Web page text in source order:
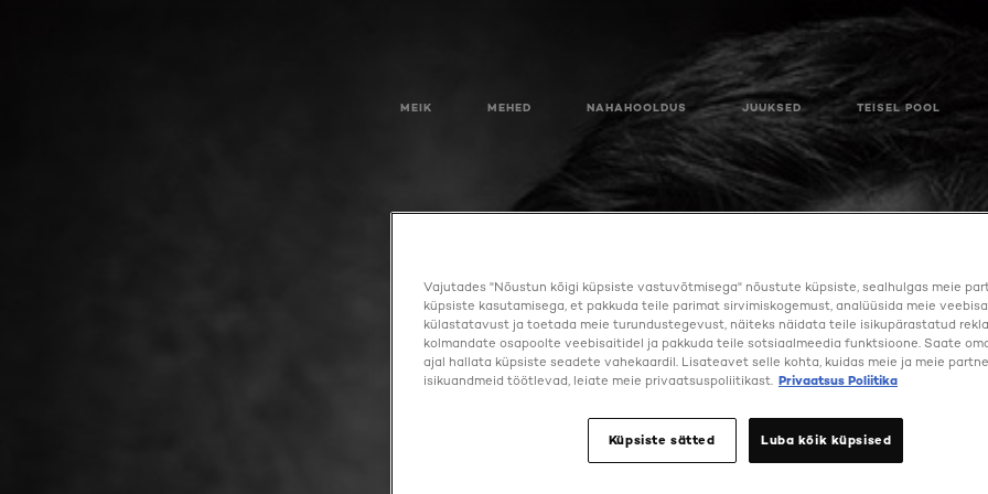
MEIK MEHED NAHAHOOLDUS JUUKSED TEISEL POOL
ANTIPERSPIRANT
Vajutades "Nõustun kõigi küpsiste vastuvõtmisega" nõustute küpsiste, sealhulgas meie
küpsiste kasutamisega, et pakkuda teile parimat sirvimiskogemust, analüüsida meie
külastatavust ja toetada meie turundustegevust, näiteks näidata teile isikupärastatud
kolmandate osapoolte veebisaitidel ja pakkuda teile sotsiaalmeedia funktsioone. Saate
ajal hallata küpsiste seadete vahekaardil. Lisateavet selle kohta, kuidas meie ja meie
isikuandmeid töötlevad, leiate meie privaatsuspoliitikast. Privaatsus Poliitika
Küpsiste sätted Luba kõik küpsised